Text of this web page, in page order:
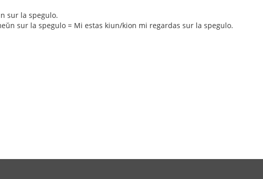
sur la spegulo.
sur la spegulo = Mi estas kiun/kion mi regardas sur la spegulo.